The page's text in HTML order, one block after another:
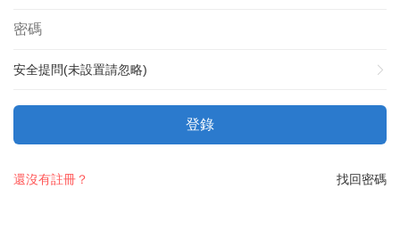
安全提問(未設置請忽略)
登錄
找回密碼
還沒有註冊？